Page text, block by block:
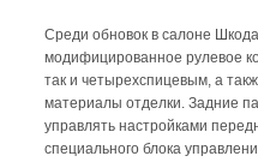
Среди обновок в салоне
модифицированное рулевое
так и четырехспицевым, а
материалы отделки. Задние
управлять настройками
специального блока